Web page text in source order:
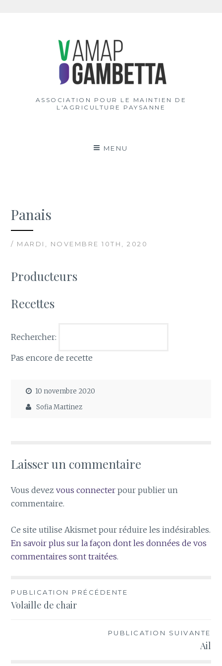
ASSOCIATION POUR LE MAINTIEN DE
L'AGRICULTURE PAYSANNE
MENU
Panais
/ MARDI, NOVEMBRE 10TH, 2020
Producteurs
Recettes
Rechercher:
Pas encore de recette
10 novembre 2020
Sofia Martinez
Laisser un commentaire
Vous devezvous connecter pour publier un
commentaire.
Ce site utilise Akismet pour réduire les indésirables.
En savoir plus sur la façon dont les données de vos
commentaires sont traitées.
Navigation
de
PUBLICATION PRÉCÉDENTE
Volaille de chair
PUBLICATION SUIVANTE
Ail